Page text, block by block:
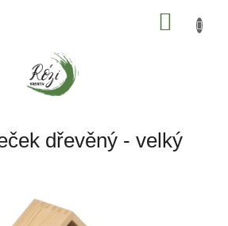
dřevěný - velký